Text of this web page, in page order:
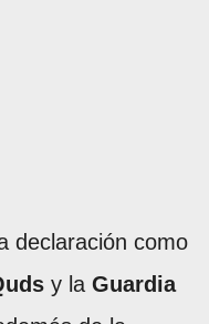
declaración como
y la Guardia